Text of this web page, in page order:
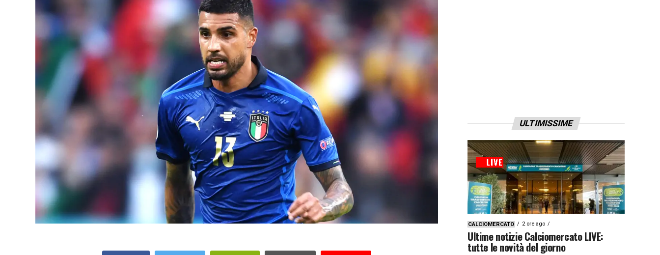
ULTIMISSIME
CALCIOMERCATO 2 ore ago
Ultime notizie Calciomercato LIVE:
tutte le novità del giorno